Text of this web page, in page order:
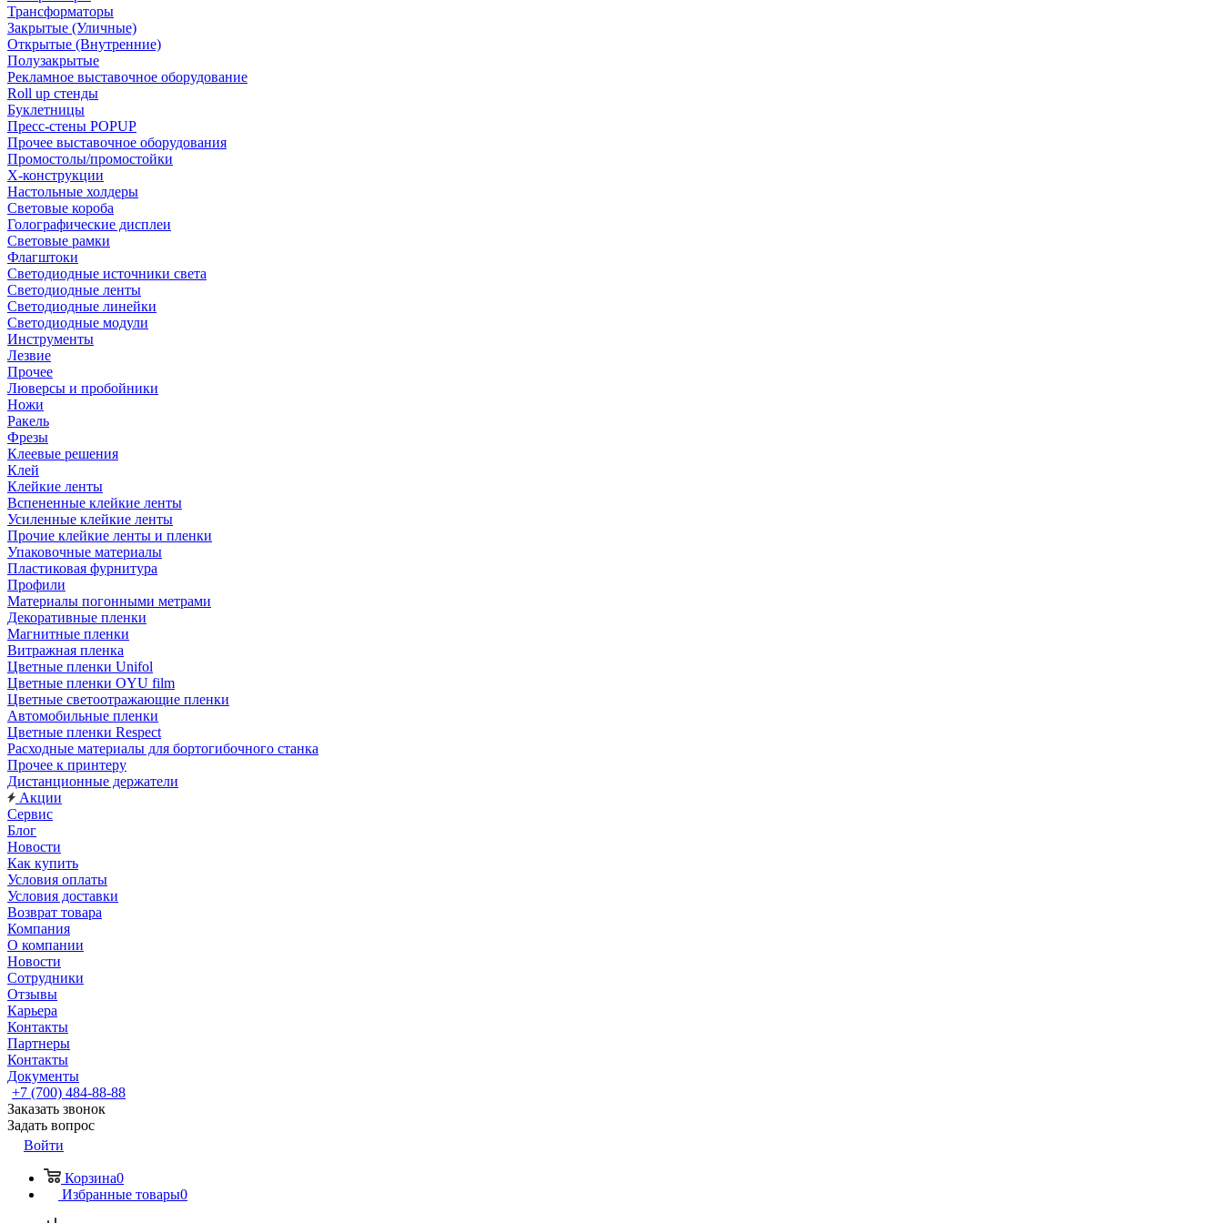
Трансформаторы
Закрытые (Уличные)
Открытые (Внутренние)
Полузакрытые
Рекламное выставочное оборудование
Roll up стенды
Буклетницы
Пресс-стены POPUP
Прочее выставочное оборудования
Промостолы/промостойки
Х-конструкции
Настольные холдеры
Световые короба
Голографические дисплеи
Световые рамки
Флагштоки
Светодиодные источники света
Светодиодные ленты
Светодиодные линейки
Светодиодные модули
Инструменты
Лезвие
Прочее
Люверсы и пробойники
Ножи
Ракель
Фрезы
Клеевые решения
Клей
Клейкие ленты
Вспененные клейкие ленты
Усиленные клейкие ленты
Прочие клейкие ленты и пленки
Упаковочные материалы
Пластиковая фурнитура
Профили
Материалы погонными метрами
Декоративные пленки
Магнитные пленки
Витражная пленка
Цветные пленки Unifol
Цветные пленки OYU film
Цветные светоотражающие пленки
Автомобильные пленки
Цветные пленки Respect
Расходные материалы для бортогибочного станка
Прочее к принтеру
Дистанционные держатели
Акции
Сервис
Блог
Новости
Как купить
Условия оплаты
Условия доставки
Возврат товара
Компания
О компании
Новости
Сотрудники
Отзывы
Карьера
Контакты
Партнеры
Контакты
Документы
+7 (700) 484-88-88
Заказать звонок
Задать вопрос
Войти
Корзина0
Избранные товары0